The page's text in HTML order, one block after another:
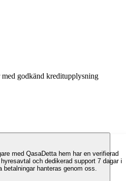
godkänd kreditupplysning
med QasaDetta hem har en verifierad
och dedikerad support 7 dagar i
betalningar hanteras genom oss.